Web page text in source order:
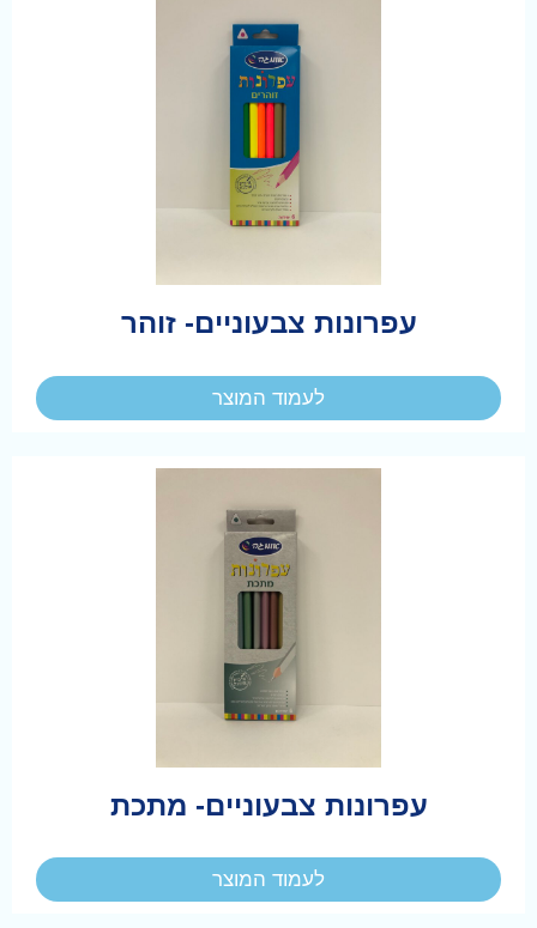
עפרונות צבעוניים- זוהר
לעמוד המוצר
עפרונות צבעוניים- מתכת
לעמוד המוצר